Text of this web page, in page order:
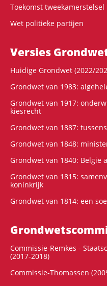
Toekomst tweekamerstelsel
Wet politieke partijen
Versies
Huidige Grondwet (2022/
Grondwet van 1983:
Grondwet van 1917:
kiesrecht
Grondwet van 1887:
Grondwet van 1848:
Grondwet van 1840: België
Grondwet van 1815:
koninkrijk
Grondwet van 1814: een
Commissie-Remkes -
(2017-2018)
Commissie-Thomassen